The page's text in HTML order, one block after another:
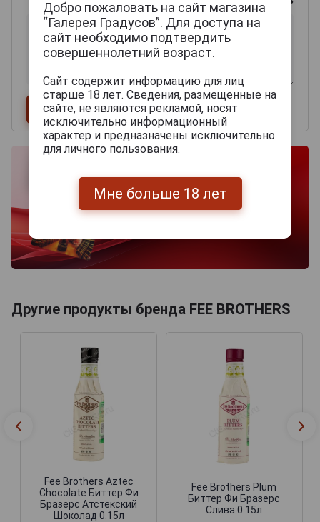
Другие продукты бренда FEE BROTHERS
Fee Brothers Aztec
Chocolate Биттер Фи
Бразерс Атстекский
Шоколад 0.15л
Fee Brothers Plum
Биттер Фи Бразерс
Слива 0.15л
Добро пожаловать на сайт магазина
“Галерея Градусов”. Для доступа на
сайт необходимо подтвердить
совершеннолетний возраст.
Сайт содержит информацию для лиц
старше 18 лет. Сведения, размещенные на
сайте, не являются рекламой, носят
исключительно информационный
характер и предназначены исключительно
для личного пользования.
Мне больше 18 лет